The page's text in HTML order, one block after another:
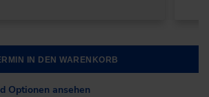
IN DEN WARENKORB
Optionen ansehen